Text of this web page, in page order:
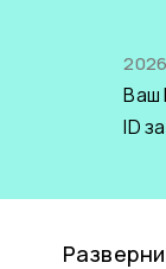
Ваш
ID